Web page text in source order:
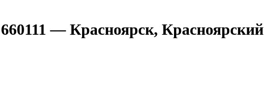
660111 — Красноярск, Красноярский